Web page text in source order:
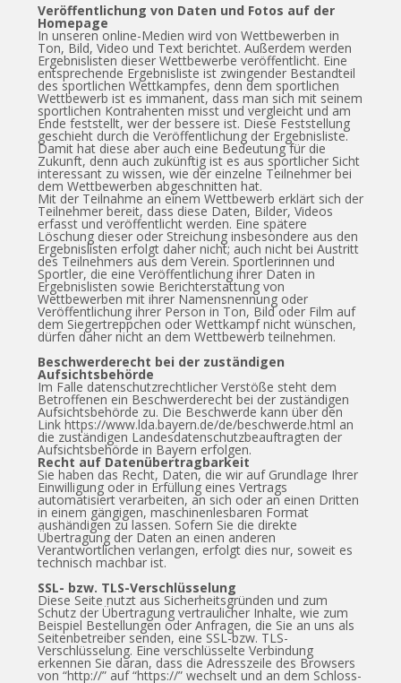
Veröffentlichung von Daten und Fotos auf der
Homepage
In unseren online-Medien wird von Wettbewerben in
Ton, Bild, Video und Text berichtet. Außerdem werden
Ergebnislisten dieser Wettbewerbe veröffentlicht. Eine
entsprechende Ergebnisliste ist zwingender Bestandteil
des sportlichen Wettkampfes, denn dem sportlichen
Wettbewerb ist es immanent, dass man sich mit seinem
sportlichen Kontrahenten misst und vergleicht und am
Ende feststellt, wer der bessere ist. Diese Feststellung
geschieht durch die Veröffentlichung der Ergebnisliste.
Damit hat diese aber auch eine Bedeutung für die
Zukunft, denn auch zukünftig ist es aus sportlicher Sicht
interessant zu wissen, wie der einzelne Teilnehmer bei
dem Wettbewerben abgeschnitten hat.
Mit der Teilnahme an einem Wettbewerb erklärt sich der
Teilnehmer bereit, dass diese Daten, Bilder, Videos
erfasst und veröffentlicht werden. Eine spätere
Löschung dieser oder Streichung insbesondere aus den
Ergebnislisten erfolgt daher nicht; auch nicht bei Austritt
des Teilnehmers aus dem Verein. Sportlerinnen und
Sportler, die eine Veröffentlichung ihrer Daten in
Ergebnislisten sowie Berichterstattung von
Wettbewerben mit ihrer Namensnennung oder
Veröffentlichung ihrer Person in Ton, Bild oder Film auf
dem Siegertreppchen oder Wettkampf nicht wünschen,
dürfen daher nicht an dem Wettbewerb teilnehmen.
Beschwerderecht bei der zuständigen
Aufsichtsbehörde
Im Falle datenschutzrechtlicher Verstöße steht dem
Betroffenen ein Beschwerderecht bei der zuständigen
Aufsichtsbehörde zu. Die Beschwerde kann über den
Link https://www.lda.bayern.de/de/beschwerde.html an
die zuständigen Landesdatenschutzbeauftragten der
Aufsichtsbehörde in Bayern erfolgen.
Recht auf Datenübertragbarkeit
Sie haben das Recht, Daten, die wir auf Grundlage Ihrer
Einwilligung oder in Erfüllung eines Vertrags
automatisiert verarbeiten, an sich oder an einen Dritten
in einem gängigen, maschinenlesbaren Format
aushändigen zu lassen. Sofern Sie die direkte
Übertragung der Daten an einen anderen
Verantwortlichen verlangen, erfolgt dies nur, soweit es
technisch machbar ist.
SSL- bzw. TLS-Verschlüsselung
Diese Seite nutzt aus Sicherheitsgründen und zum
Schutz der Übertragung vertraulicher Inhalte, wie zum
Beispiel Bestellungen oder Anfragen, die Sie an uns als
Seitenbetreiber senden, eine SSL-bzw. TLS-
Verschlüsselung. Eine verschlüsselte Verbindung
erkennen Sie daran, dass die Adresszeile des Browsers
von “http://” auf “https://” wechselt und an dem Schloss-